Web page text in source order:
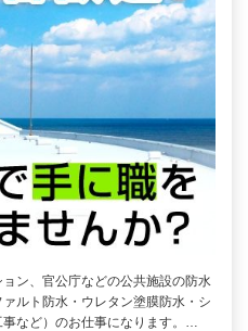
ン、官公庁などの公共施設の防水
ルト防水・ウレタン塗膜防水・シ
など）のお仕事になります。…